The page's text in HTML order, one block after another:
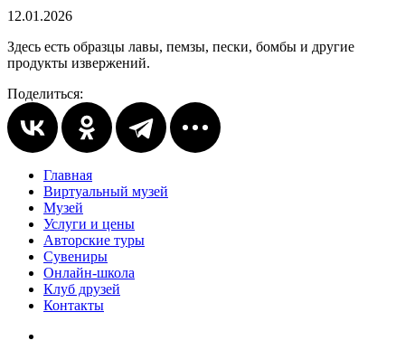
12.01.2026
Здесь есть образцы лавы, пемзы, пески, бомбы и другие
продукты извержений.
Поделиться:
Главная
Виртуальный музей
Музей
Услуги и цены
Авторские туры
Сувениры
Онлайн-школа
Клуб друзей
Контакты